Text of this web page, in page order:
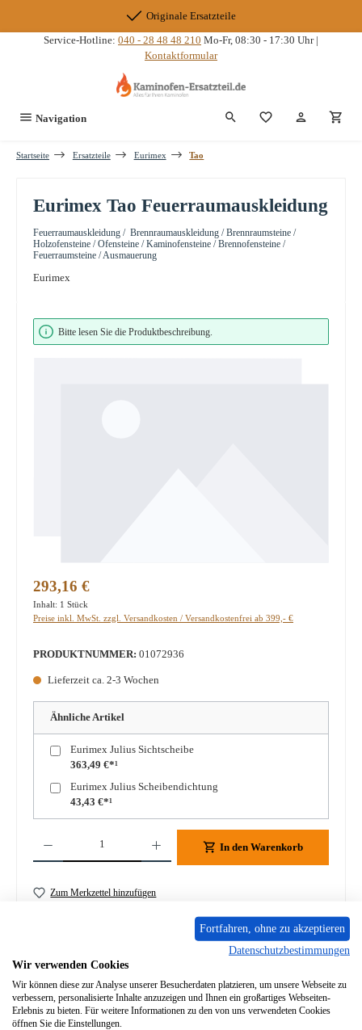
Originale Ersatzteile
Service-Hotline: 040 - 28 48 48 210 Mo-Fr, 08:30 - 17:30 Uhr |
Kontaktformular
Navigation Du hast 0
Startseite Ersatzteile Eurimex Tao
Eurimex Tao Feuerraumauskleidung
Feuerraumauskleidung / Brennraumauskleidung / Brennraumsteine /
Holzofensteine / Ofensteine / Kaminofensteine / Brennofensteine /
Feuerraumsteine / Ausmauerung
Eurimex
Bildergalerie überspringen
Bitte lesen Sie die Produktbeschreibung.
Regulärer Preis:
293,16 €
Inhalt: 1 Stück
Preise inkl. MwSt. zzgl. Versandkosten / Versandkostenfrei ab 399,- €
PRODUKTNUMMER: 01072936
Lieferzeit ca. 2-3 Wochen
Ähnliche Artikel
Eurimex Julius Sichtscheibe
363,49 €*¹
Eurimex Julius Scheibendichtung
43,43 €*¹
In den Warenkorb
Zum Merkzettel hinzufügen
Frage zum Produkt
Beschreibung
Fortfahren, ohne zu akzeptieren
Datenschutzbestimmungen
Wir verwenden Cookies
Wir können diese zur Analyse unserer Besucherdaten platzieren, um unsere Webseite zu
verbessern, personalisierte Inhalte anzuzeigen und Ihnen ein großartiges Webseiten-
Erlebnis zu bieten. Für weitere Informationen zu den von uns verwendeten Cookies
öffnen Sie die Einstellungen.